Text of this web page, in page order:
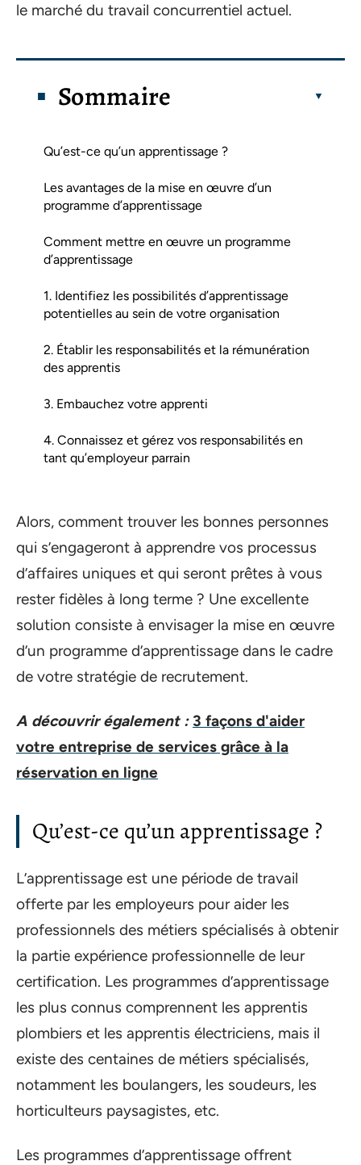
le marché du travail concurrentiel actuel.
Sommaire
Qu’est-ce qu’un apprentissage ?
Les avantages de la mise en œuvre d’un
programme d’apprentissage
Comment mettre en œuvre un programme
d’apprentissage
1. Identifiez les possibilités d’apprentissage
potentielles au sein de votre organisation
2. Établir les responsabilités et la rémunération
des apprentis
3. Embauchez votre apprenti
4. Connaissez et gérez vos responsabilités en
tant qu’employeur parrain
Alors, comment trouver les bonnes personnes
qui s’engageront à apprendre vos processus
d’affaires uniques et qui seront prêtes à vous
rester fidèles à long terme ? Une excellente
solution consiste à envisager la mise en œuvre
d’un programme d’apprentissage dans le cadre
de votre stratégie de recrutement.
A découvrir également : 3 façons d'aider
votre entreprise de services grâce à la
réservation en ligne
Qu’est-ce qu’un apprentissage ?
L’apprentissage est une période de travail
offerte par les employeurs pour aider les
professionnels des métiers spécialisés à obtenir
la partie expérience professionnelle de leur
certification. Les programmes d’apprentissage
les plus connus comprennent les apprentis
plombiers et les apprentis électriciens, mais il
existe des centaines de métiers spécialisés,
notamment les boulangers, les soudeurs, les
horticulteurs paysagistes, etc.
Les programmes d’apprentissage offrent